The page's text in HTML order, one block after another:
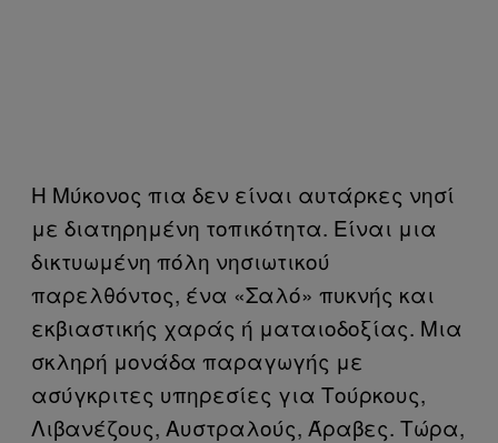
Η Μύκονος πια δεν είναι αυτάρκες νησί
με διατηρημένη τοπικότητα. Είναι μια
δικτυωμένη πόλη νησιωτικού
παρελθόντος, ένα «Σαλό» πυκνής και
εκβιαστικής χαράς ή ματαιοδοξίας. Μια
σκληρή μονάδα παραγωγής με
ασύγκριτες υπηρεσίες για Τούρκους,
Λιβανέζους, Αυστραλούς, Άραβες. Τώρα,